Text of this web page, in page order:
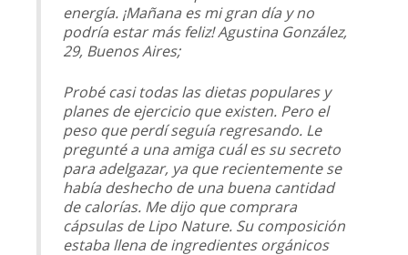
energía. ¡Mañana es mi gran día y no
podría estar más feliz! Agustina González,
29, Buenos Aires;
Probé casi todas las dietas populares y
planes de ejercicio que existen. Pero el
peso que perdí seguía regresando. Le
pregunté a una amiga cuál es su secreto
para adelgazar, ya que recientemente se
había deshecho de una buena cantidad
de calorías. Me dijo que comprara
cápsulas de Lipo Nature. Su composición
estaba llena de ingredientes orgánicos